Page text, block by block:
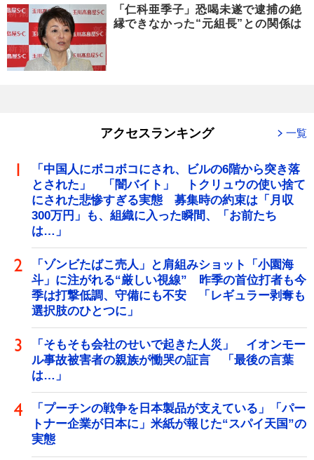
「仁科亜季子」恐喝未遂で逮捕の絶
縁できなかった“元組長”との関係は
アクセスランキング 一覧
「中国人にボコボコにされ、ビルの6階から突き落
とされた」 「闇バイト」 トクリュウの使い捨て
にされた悲惨すぎる実態 募集時の約束は「月収
300万円」も、組織に入った瞬間、「お前たち
は…」
「ゾンビたばこ売人」と肩組みショット「小園海
斗」に注がれる“厳しい視線” 昨季の首位打者も今
季は打撃低調、守備にも不安 「レギュラー剥奪も
選択肢のひとつに」
「そもそも会社のせいで起きた人災」 イオンモー
ル事故被害者の親族が慟哭の証言 「最後の言葉
は…」
「プーチンの戦争を日本製品が支えている」「パー
トナー企業が日本に」米紙が報じた“スパイ天国”の
実態